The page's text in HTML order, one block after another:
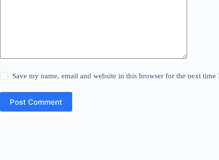
Save my name, email and website in this browser for the next time
Post Comment